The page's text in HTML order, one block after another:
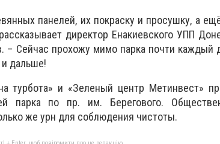
панелей, их покраску и просушку, а
директор Енакиевского УПП
– Сейчас прохожу мимо парка почти каждый
дальше!
турбота» и «Зеленый центр Метинвест»
парка по пр. им. Берегового.
же урн для соблюдения чистоты.